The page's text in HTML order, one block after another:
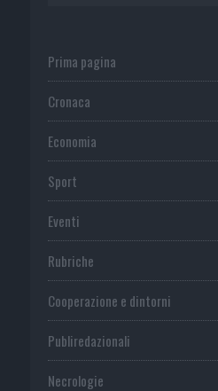
Prima pagina
Cronaca
Economia
Sport
Eventi
Rubriche
Cooperazione e dintorni
Publiredazionali
Necrologie